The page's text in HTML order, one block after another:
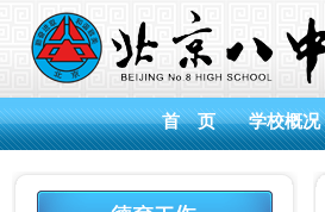
首 页 学校概况